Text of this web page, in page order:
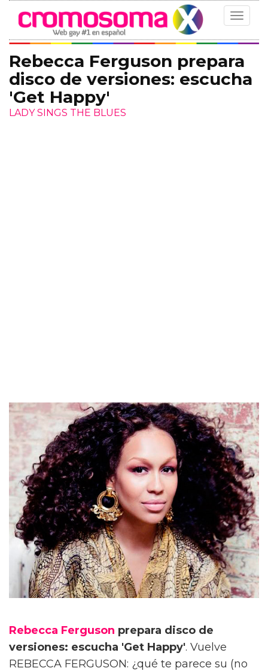
Toggle
Rebecca Ferguson prepara
disco de versiones: escucha
'Get Happy'
LADY SINGS THE BLUES
Rebecca Ferguson prepara disco de
versiones: escucha 'Get Happy'. Vuelve
REBECCA FERGUSON: ¿qué te parece su (no